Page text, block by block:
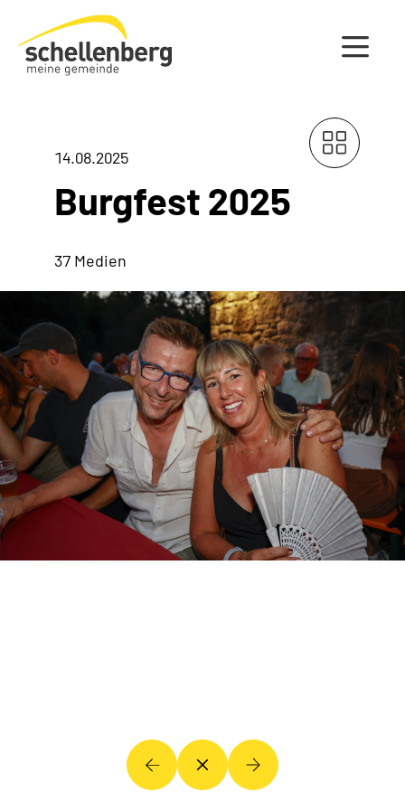
Gemeinde Schellenberg Startseite
14.08.2025
Burgfest 2025
37 Medien